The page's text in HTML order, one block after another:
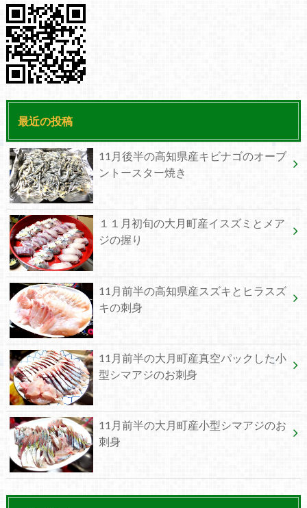
最近の投稿
11月後半の高知県産キビナゴのオーブ
ントースター焼き
１１月初旬の大月町産イスズミとメア
ジの握り
11月前半の高知県産スズキとヒラスズ
キの刺身
11月前半の大月町産真空パックした小
型シマアジのお刺身
11月前半の大月町産小型シマアジのお
刺身